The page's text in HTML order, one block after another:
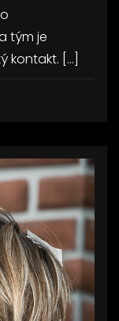
tým je
kontakt. […]